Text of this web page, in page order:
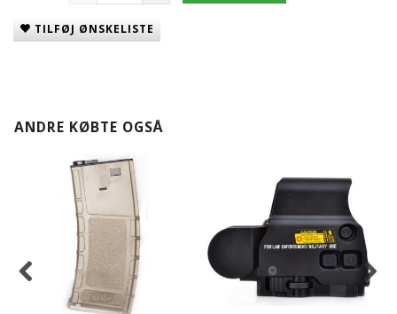
TILFØJ ØNSKELISTE
ANDRE KØBTE OGSÅ